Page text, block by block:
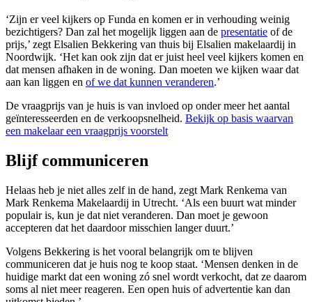
‘Zijn er veel kijkers op Funda en komen er in verhouding weinig
bezichtigers? Dan zal het mogelijk liggen aan de presentatie of de
prijs,’ zegt Elsalien Bekkering van thuis bij Elsalien makelaardij in
Noordwijk. ‘Het kan ook zijn dat er juist heel veel kijkers komen en
dat mensen afhaken in de woning. Dan moeten we kijken waar dat
aan kan liggen en of we dat kunnen veranderen.’
De vraagprijs van je huis is van invloed op onder meer het aantal
geïnteresseerden en de verkoopsnelheid. Bekijk op basis waarvan
een makelaar een vraagprijs voorstelt
Blijf communiceren
Helaas heb je niet alles zelf in de hand, zegt Mark Renkema van
Mark Renkema Makelaardij in Utrecht. ‘Als een buurt wat minder
populair is, kun je dat niet veranderen. Dan moet je gewoon
accepteren dat het daardoor misschien langer duurt.’
Volgens Bekkering is het vooral belangrijk om te blijven
communiceren dat je huis nog te koop staat. ‘Mensen denken in de
huidige markt dat een woning zó snel wordt verkocht, dat ze daarom
soms al niet meer reageren. Een open huis of advertentie kan dan